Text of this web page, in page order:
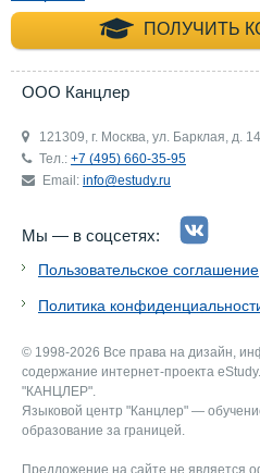
ПОЛУЧИТЬ
ООО Канцлер
121309, г. Москва, ул. Барклая, д.
Тел.: +7 (495) 660-35-95
Email: info@estudy.ru
Мы — в соцсетях:
Пользовательское соглашение
Политика
© 1998-2026 Все права на дизайн,
содержание интернет-проекта
"КАНЦЛЕР".
Языковой центр "Канцлер" —
образование за границей.
Предложение на сайте не является